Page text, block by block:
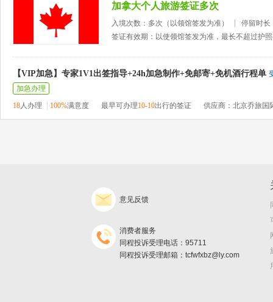
加拿大个人旅游签证多次
入境次数：多次（以领馆签发为准）
停留时长
签证有效期：以使领馆签发为准，最长不超过护
【VIP加急】专家1V1出签指导+24h加急制作+免邮寄+免机酒行程单
加急办理
18人办理 100%满意度 最早可办理10-10出行的签证 供应商：北京乔旅国
意见反馈
消费者服务
同程投诉受理电话：95711
同程投诉受理邮箱：tcfwfxbz@ly.com